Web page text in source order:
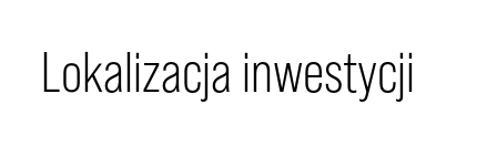
Lokalizacja inwestycji